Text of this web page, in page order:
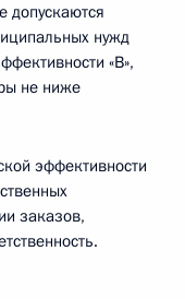
допускаются
нужд
«В»,
не ниже
эффективности
заказов,